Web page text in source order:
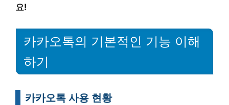
요!
카카오톡의 기본적인 기능 이해
하기
카카오톡 사용 현황